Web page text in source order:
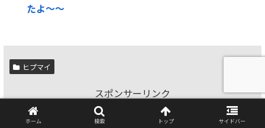
たよ〜〜
ヒプマイ
スポンサーリンク
ホーム 検索 トップ サイドバー